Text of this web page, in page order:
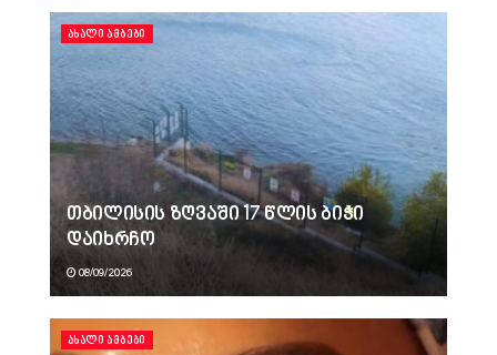
ᲐᲮᲐᲚᲘ ᲐᲛᲑᲔᲑᲘ
თბილისის ზღვაში 17 წლის ბიჭი
დაიხრჩო
08/09/2026
ᲐᲮᲐᲚᲘ ᲐᲛᲑᲔᲑᲘ